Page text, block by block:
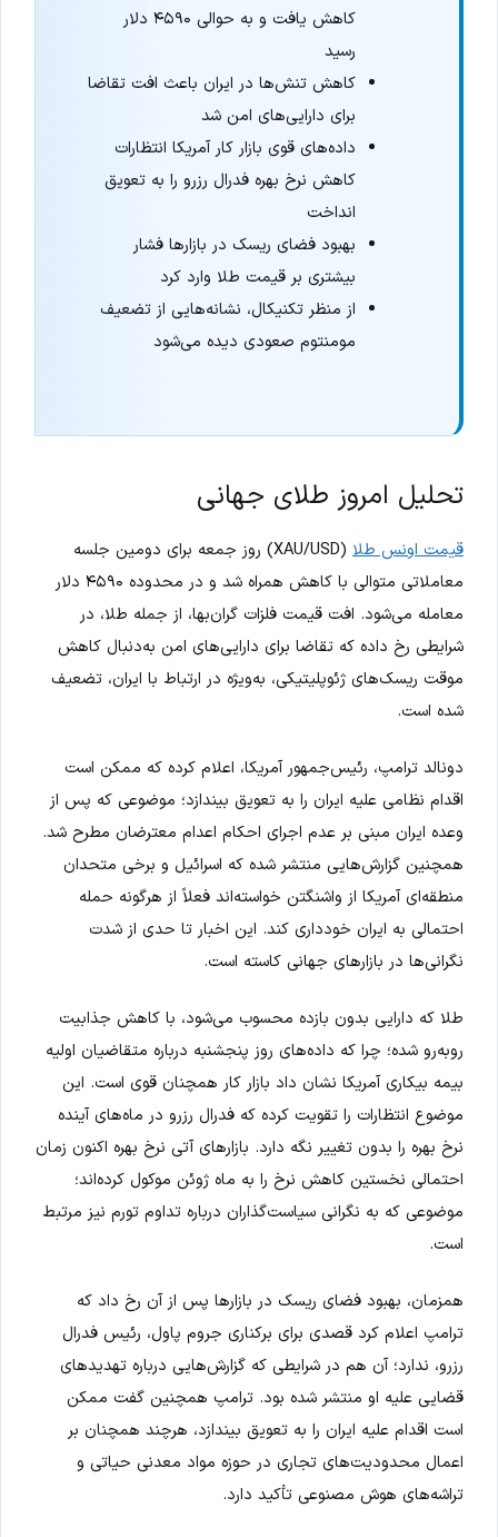
کاهش یافت و به حوالی ۴۵۹۰ دلار
رسید
کاهش تنش‌ها در ایران باعث افت تقاضا
برای دارایی‌های امن شد
داده‌های قوی بازار کار آمریکا انتظارات
کاهش نرخ بهره فدرال رزرو را به تعویق
انداخت
بهبود فضای ریسک در بازارها فشار
بیشتری بر قیمت طلا وارد کرد
از منظر تکنیکال، نشانه‌هایی از تضعیف
مومنتوم صعودی دیده می‌شود
تحلیل امروز طلای جهانی
قیمت اونس طلا
(XAU/USD) روز جمعه برای دومین جلسه
معاملاتی متوالی با کاهش همراه شد و در محدوده ۴۵۹۰ دلار
معامله می‌شود. افت قیمت فلزات گران‌بها، از جمله طلا، در
شرایطی رخ داده که تقاضا برای دارایی‌های امن به‌دنبال کاهش
موقت ریسک‌های ژئوپلیتیکی، به‌ویژه در ارتباط با ایران، تضعیف
شده است.
دونالد ترامپ، رئیس‌جمهور آمریکا، اعلام کرده که ممکن است
اقدام نظامی علیه ایران را به تعویق بیندازد؛ موضوعی که پس از
وعده ایران مبنی بر عدم اجرای احکام اعدام معترضان مطرح شد.
همچنین گزارش‌هایی منتشر شده که اسرائیل و برخی متحدان
منطقه‌ای آمریکا از واشنگتن خواسته‌اند فعلاً از هرگونه حمله
احتمالی به ایران خودداری کند. این اخبار تا حدی از شدت
نگرانی‌ها در بازارهای جهانی کاسته است.
طلا که دارایی بدون بازده محسوب می‌شود، با کاهش جذابیت
روبه‌رو شده؛ چرا که داده‌های روز پنجشنبه درباره متقاضیان اولیه
بیمه بیکاری آمریکا نشان داد بازار کار همچنان قوی است. این
موضوع انتظارات را تقویت کرده که فدرال رزرو در ماه‌های آینده
نرخ بهره را بدون تغییر نگه دارد. بازارهای آتی نرخ بهره اکنون زمان
احتمالی نخستین کاهش نرخ را به ماه ژوئن موکول کرده‌اند؛
موضوعی که به نگرانی سیاست‌گذاران درباره تداوم تورم نیز مرتبط
است.
همزمان، بهبود فضای ریسک در بازارها پس از آن رخ داد که
ترامپ اعلام کرد قصدی برای برکناری جروم پاول، رئیس فدرال
رزرو، ندارد؛ آن هم در شرایطی که گزارش‌هایی درباره تهدیدهای
قضایی علیه او منتشر شده بود. ترامپ همچنین گفت ممکن
است اقدام علیه ایران را به تعویق بیندازد، هرچند همچنان بر
اعمال محدودیت‌های تجاری در حوزه مواد معدنی حیاتی و
تراشه‌های هوش مصنوعی تأکید دارد.